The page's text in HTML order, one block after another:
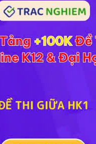
thể thủy tinh sẽ dài